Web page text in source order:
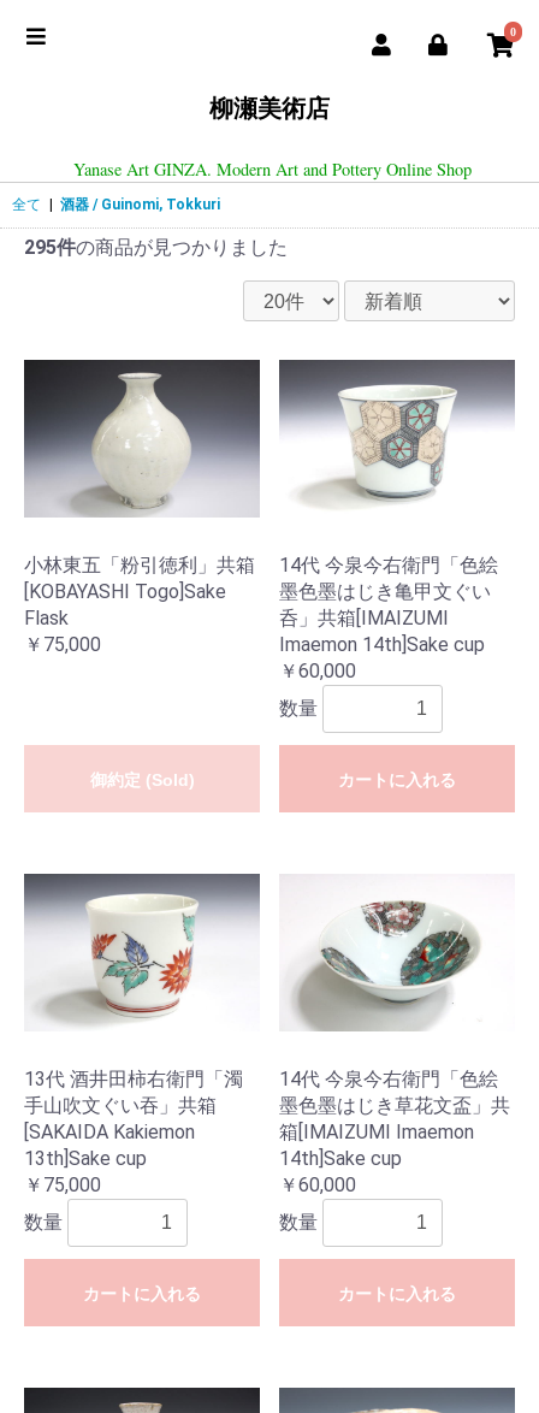
0
柳瀬美術店
Yanase Art GINZA. Modern Art and Pottery Online Shop
全て 酒器 / Guinomi, Tokkuri
295件の商品が見つかりました
小林東五「粉引徳利」共箱
[KOBAYASHI Togo]Sake
Flask
￥75,000
御約定 (Sold)
14代 今泉今右衛門「色絵
墨色墨はじき亀甲文ぐい
呑」共箱[IMAIZUMI
Imaemon 14th]Sake cup
￥60,000
数量
カートに入れる
13代 酒井田柿右衛門「濁
手山吹文ぐい吞」共箱
[SAKAIDA Kakiemon
13th]Sake cup
￥75,000
数量
カートに入れる
14代 今泉今右衛門「色絵
墨色墨はじき草花文盃」共
箱[IMAIZUMI Imaemon
14th]Sake cup
￥60,000
数量
カートに入れる